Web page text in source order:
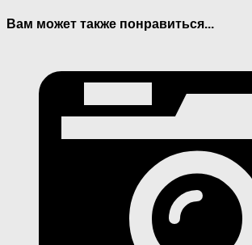
Вам может также понравиться...